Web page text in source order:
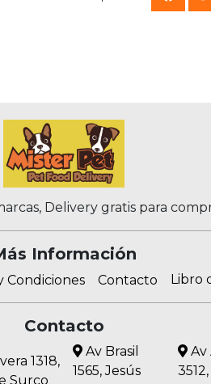
Delivery gratis para
Información
Condiciones Contacto Libro
Contacto
1318,
Surco
Av Brasil
1565, Jesús
Av